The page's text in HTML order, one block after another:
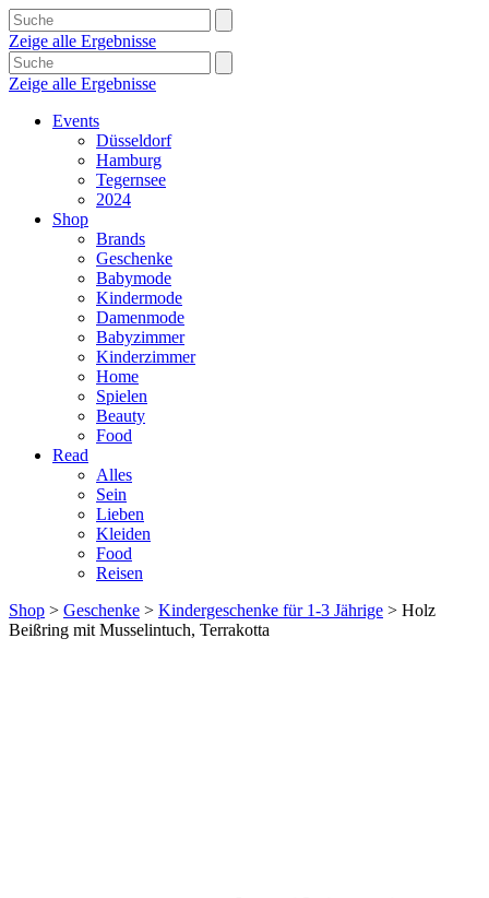
Zeige alle Ergebnisse
Zeige alle Ergebnisse
Events
Düsseldorf
Hamburg
Tegernsee
2024
Shop
Brands
Geschenke
Babymode
Kindermode
Damenmode
Babyzimmer
Kinderzimmer
Home
Spielen
Beauty
Food
Read
Alles
Sein
Lieben
Kleiden
Food
Reisen
Shop > Geschenke > Kindergeschenke für 1-3 Jährige > Holz
Beißring mit Musselintuch, Terrakotta